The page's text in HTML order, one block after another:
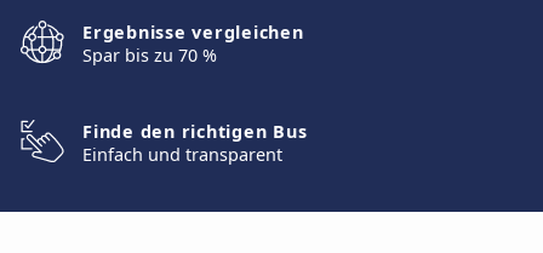
Ergebnisse vergleichen
Spar bis zu 70 %
Finde den richtigen Bus
Einfach und transparent